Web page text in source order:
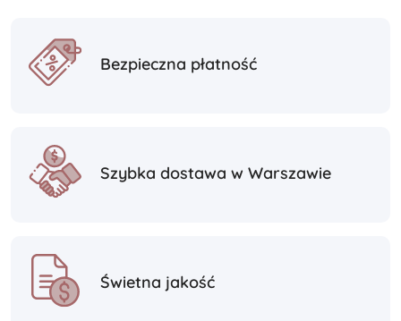
Bezpieczna płatność
Szybka dostawa w Warszawie
Świetna jakość